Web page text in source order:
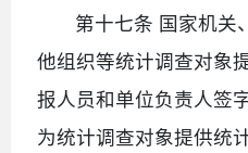
第十七条 国家机关
他组织等统计调查对象
报人员和单位负责人签
为统计调查对象提供统